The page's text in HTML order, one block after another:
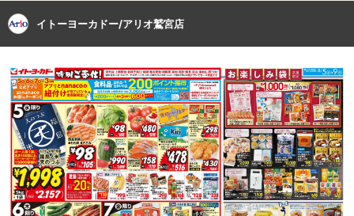
イトーヨーカドー/アリオ鷲宮店